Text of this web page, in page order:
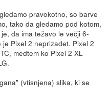
pravokotno, so barve
tako da gledamo pod kotom,
da ima težavo le večji 6-
Pixel 2 neprizadet. Pixel 2
medtem ko Pixel 2 XL
(vtisnjena) slika, ki se